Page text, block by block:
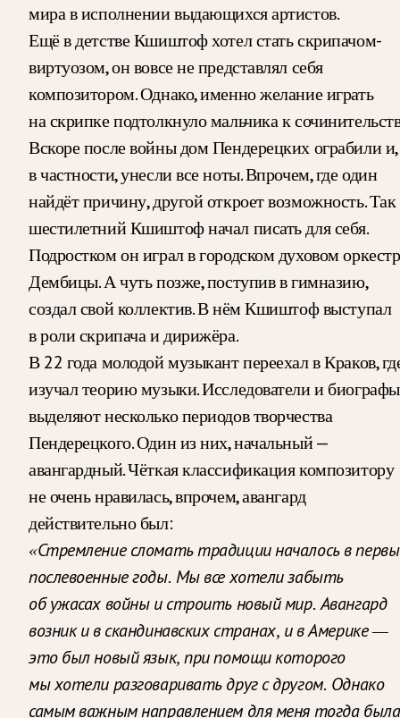
мира в исполнении выдающихся артистов.
Ещё в детстве Кшиштоф хотел стать скрипачом-
виртуозом, он вовсе не представлял себя
композитором. Однако, именно желание играть
на скрипке подтолкнуло мальчика к
Вскоре после войны дом Пендерецких ограбили и,
в частности, унесли все ноты. Впрочем, где один
найдёт причину, другой откроет возможность. Так
шестилетний Кшиштоф начал писать для себя.
Подростком он играл в городском духовом
Дембицы. А чуть позже, поступив в гимназию,
создал свой коллектив. В нём Кшиштоф выступал
в роли скрипача и дирижёра.
В 22 года молодой музыкант переехал в Краков,
изучал теорию музыки. Исследователи и биографы
выделяют несколько периодов творчества
Пендерецкого. Один из них, начальный —
авангардный. Чёткая классификация композитору
не очень нравилась, впрочем, авангард
действительно был:
«Стремление сломать традиции началось в
послевоенные годы. Мы все хотели забыть
об ужасах войны и строить новый мир. Авангард
возник и в скандинавских странах, и в Америке —
это был новый язык, при помощи которого
мы хотели разговаривать друг с другом. Однако
самым важным направлением для меня тогда была